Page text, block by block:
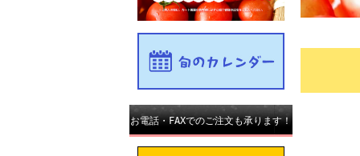
お電話・FAXでのご注文も承ります！